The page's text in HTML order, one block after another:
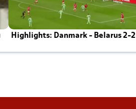
Highlights: Danmark - Belarus 2-2